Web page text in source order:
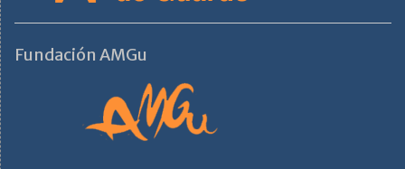
Fundación AMGu